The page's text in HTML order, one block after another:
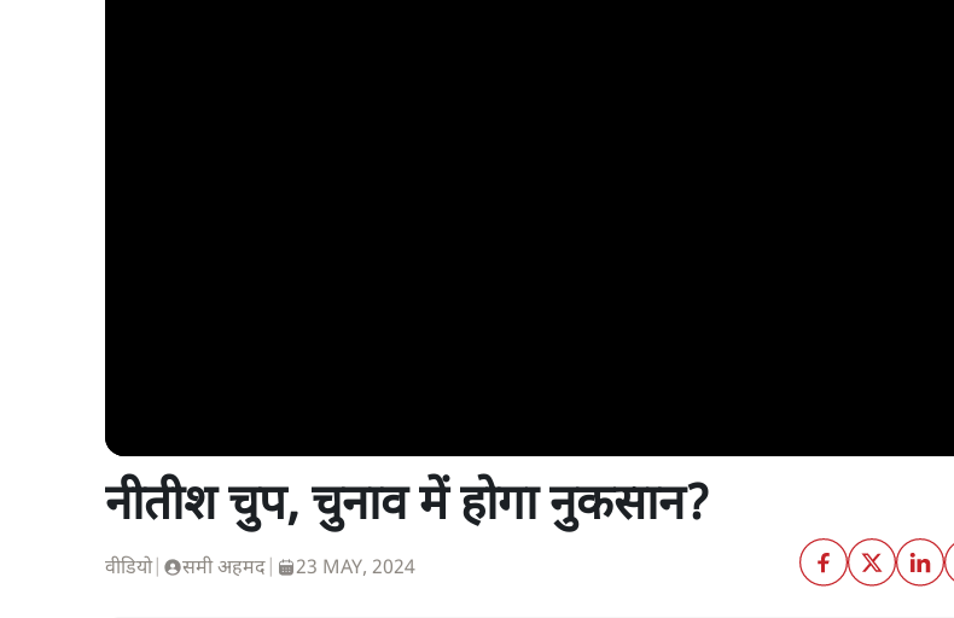
नीतीश चुप, चुनाव में होगा नुकसान?
वीडियो| समी अहमद| 23 MAY, 2024